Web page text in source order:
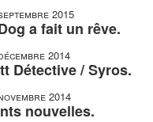
2015
a fait un rêve.
2014
Détective / Syros.
2014
nouvelles.